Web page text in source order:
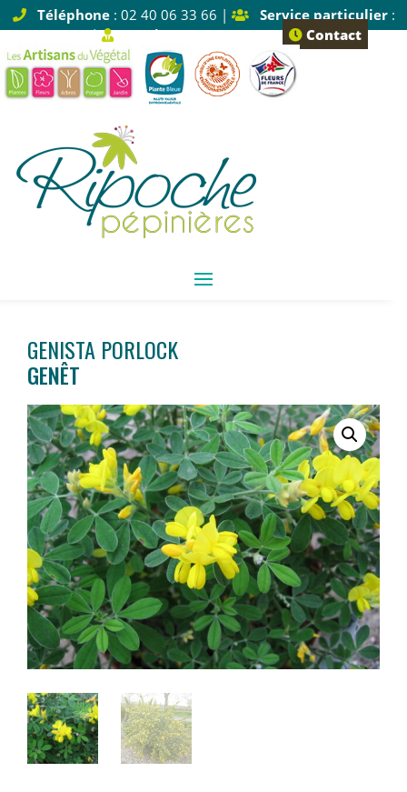
Téléphone: 02 40 06 33 66 | Service particulier:
Tapez 1 |
Service pro: Tapez 2 Contact
GENISTA PORLOCK
GENÊT